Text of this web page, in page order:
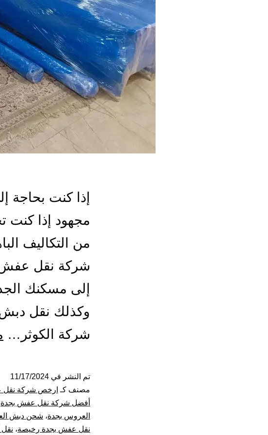
إذا كنت بحاجة
مجهود إذا كنت
من التكاليف
شركة نقل عفش
إلى مسكنك
وكذلك نقل دبش
شركة الكوثر…
تم النشر في 11/17/2024
مصنف كـ ارخص شركة
أفضل شركة نقل عفش بجدة
العروس بجدة، شحن دبش
نقل عفش بجدة رخيصة، نقل